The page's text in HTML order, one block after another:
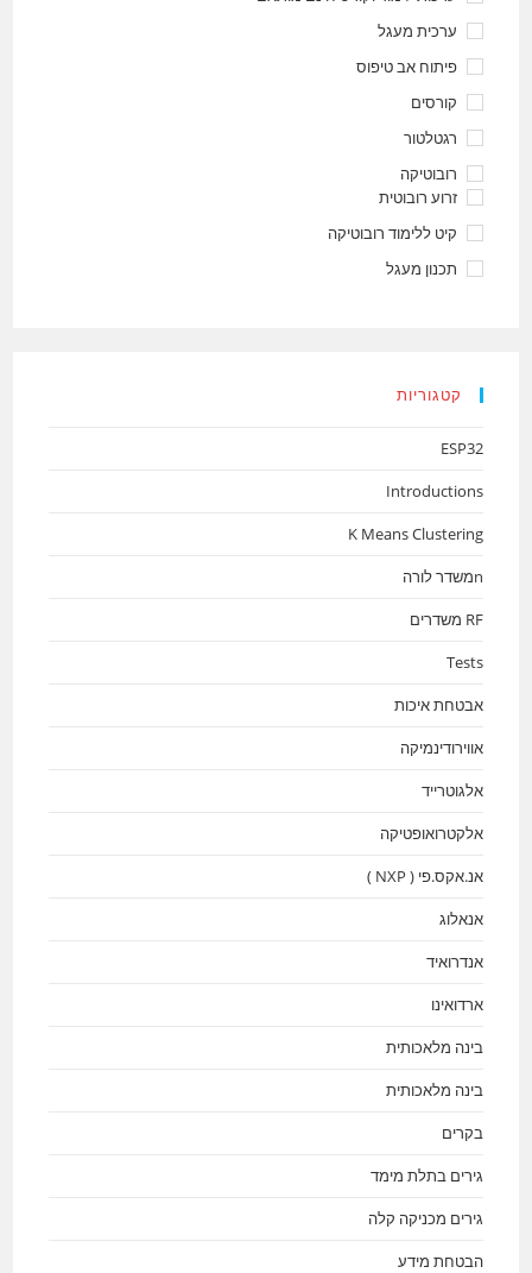
ערכית מעגל
פיתוח אב טיפוס
קורסים
רגטלטור
רובוטיקה
זרוע רובוטית
קיט ללימוד רובוטיקה
תכנון מעגל
קטגוריות
ESP32
Introductions
K Means Clustering
nמשדר לורה
RF משדרים
Tests
אבטחת איכות
אווירודינמיקה
אלגוטרייד
אלקטרואופטיקה
אנ.אקס.פי ( NXP )
אנאלוג
אנדרואיד
ארדואינו
בינה מלאכותית
בינה מלאכותית
בקרים
גירים בתלת מימד
גירים מכניקה קלה
הבטחת מידע